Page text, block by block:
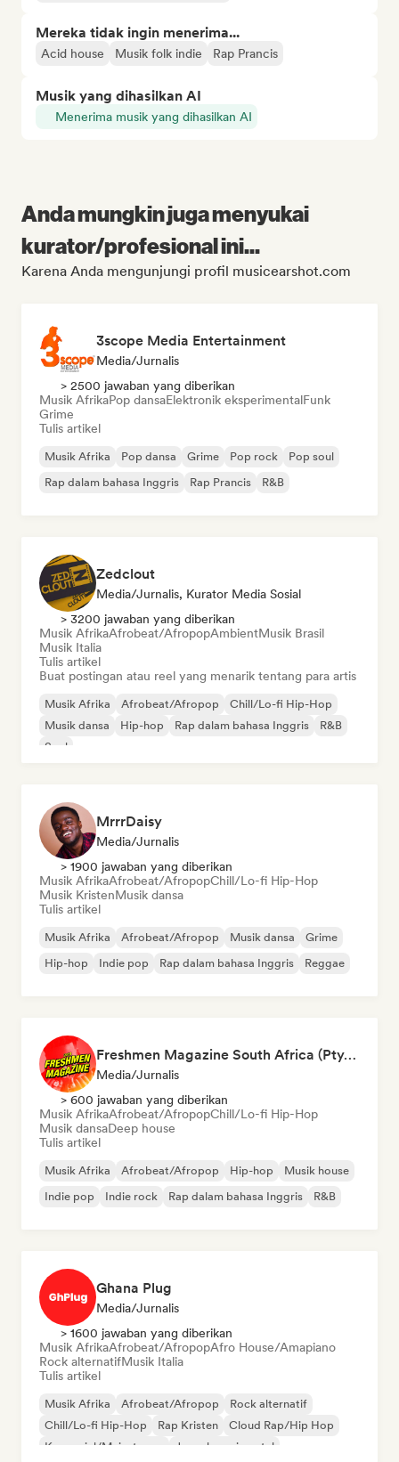
Mereka tidak ingin menerima...
Acid house Musik folk indie Rap Prancis
Musik yang dihasilkan AI
Menerima musik yang dihasilkan AI
Anda mungkin juga menyukai
kurator/profesional ini...
Karena Anda mengunjungi profil musicearshot.com
3scope Media Entertainment
Media/Jurnalis
> 2500 jawaban yang diberikan
Musik AfrikaPop dansaElektronik eksperimentalFunk
Grime
Tulis artikel
Musik Afrika Pop dansa Grime Pop rock
Pop soul
Rap dalam bahasa Inggris
Rap Prancis R&B
Zedclout
Media/Jurnalis, Kurator Media Sosial
> 3200 jawaban yang diberikan
Musik AfrikaAfrobeat/AfropopAmbientMusik Brasil
Musik Italia
Tulis artikel
Buat postingan atau reel yang menarik tentang para artis
Musik Afrika Afrobeat/Afropop
Chill/Lo-fi Hip-Hop
Musik dansa
Hip-hop Rap dalam bahasa Inggris
R&B
Soul
MrrrDaisy
Media/Jurnalis
> 1900 jawaban yang diberikan
Musik AfrikaAfrobeat/AfropopChill/Lo-fi Hip-Hop
Musik KristenMusik dansa
Tulis artikel
Musik Afrika Afrobeat/Afropop Musik dansa
Grime
Hip-hop
Indie pop Rap dalam bahasa Inggris Reggae
Freshmen Magazine South Africa (Pty) Ltd
Media/Jurnalis
> 600 jawaban yang diberikan
Musik AfrikaAfrobeat/AfropopChill/Lo-fi Hip-Hop
Musik dansaDeep house
Tulis artikel
Musik Afrika Afrobeat/Afropop Hip-hop
Musik house
Indie pop
Indie rock Rap dalam bahasa Inggris R&B
Ghana Plug
Media/Jurnalis
> 1600 jawaban yang diberikan
Musik AfrikaAfrobeat/AfropopAfro House/Amapiano
Rock alternatifMusik Italia
Tulis artikel
Musik Afrika Afrobeat/Afropop
Rock alternatif
Chill/Lo-fi Hip-Hop
Rap Kristen
Cloud Rap/Hip Hop
Komersial/Mainstream
Jazz eksperimental